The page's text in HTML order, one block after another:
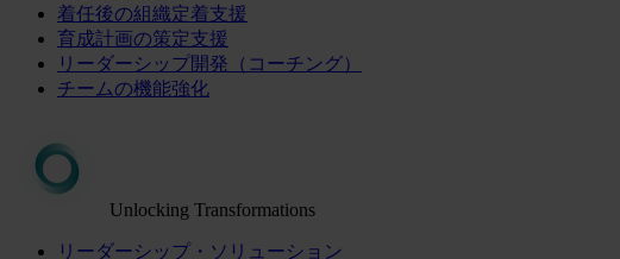
着任後の組織定着支援
育成計画の策定支援
リーダーシップ開発（コーチング）
チームの機能強化
Unlocking Transformations
リーダーシップ・ソリューション